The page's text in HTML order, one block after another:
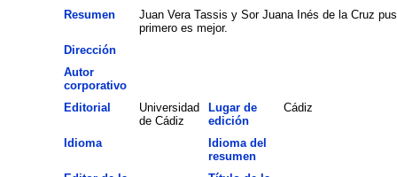
Resumen
Juan Vera Tassis y Sor Juana Inés de la Cruz
primero es mejor.
Dirección
Autor
corporativo
Editorial
Universidad
de Cádiz
Lugar de
edición
Cádiz
Idioma
Idioma del
resumen